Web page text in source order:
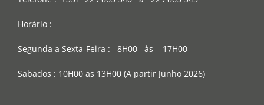
Horário :
Segunda a Sexta-Feira : 8H00 às 17H00
Sabados : 10H00 as 13H00 (A partir Junho 2026)